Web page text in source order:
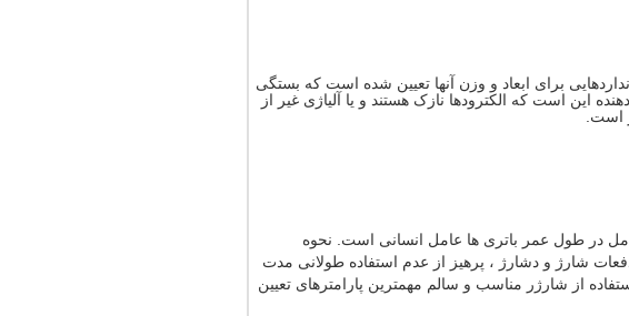
برای ابعاد و وزن آنها تعیین شده است که بستگی
این است که الکترودها نازک هستند و یا آلیاژی غیر از
است.
در طول عمر باتری ها عامل انسانی است. نحوه
شارژ و دشارژ ، پرهیز از عدم استفاده طولانی مدت
از شارژر مناسب و سالم مهمترین پارامترهای تعیین